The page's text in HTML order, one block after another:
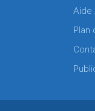
Aide
Plan